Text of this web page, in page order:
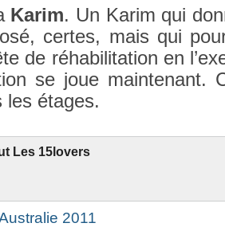
Karim. Un Karim qui
cer­tes, mais qui
de réhabilita­tion en
se joue main­tenant.
les étages.
Les 15lovers
2011